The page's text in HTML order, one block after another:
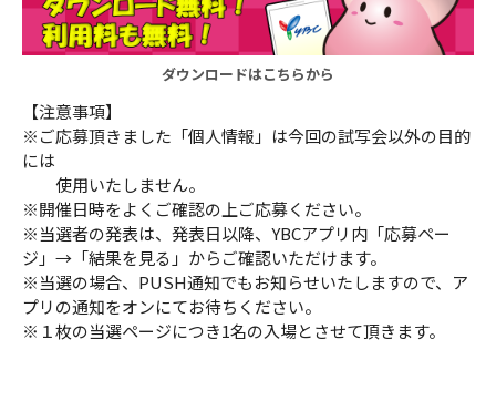
ダウンロードはこちらから
【注意事項】
※ご応募頂きました「個人情報」は今回の試写会以外の目的
には
使用いたしません。
※開催日時をよくご確認の上ご応募ください。
※当選者の発表は、発表日以降、YBCアプリ内「応募ペー
ジ」→「結果を見る」からご確認いただけます。
※当選の場合、PUSH通知でもお知らせいたしますので、ア
プリの通知をオンにてお待ちください。
※１枚の当選ページにつき1名の入場とさせて頂きます。